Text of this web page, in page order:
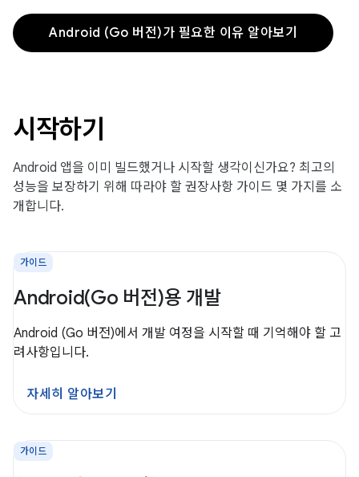
Android (Go 버전)가 필요한 이유 알아보기
시작하기
Android 앱을 이미 빌드했거나 시작할 생각이신가요? 최고의
성능을 보장하기 위해 따라야 할 권장사항 가이드 몇 가지를 소
개합니다.
가이드
Android(Go 버전)용 개발
Android (Go 버전)에서 개발 여정을 시작할 때 기억해야 할 고
려사항입니다.
자세히 알아보기
가이드